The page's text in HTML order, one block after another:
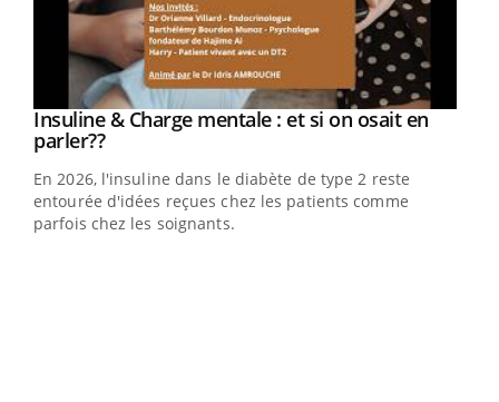
Youtube
Insuline & Charge mentale : et si on osait en
parler??Youtube
En 2026, l'insuline dans le diabète de type 2 reste
entourée d'idées reçues chez les patients comme
parfois chez les soignants.